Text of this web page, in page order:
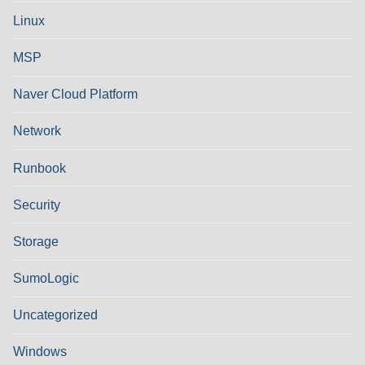
Linux
MSP
Naver Cloud Platform
Network
Runbook
Security
Storage
SumoLogic
Uncategorized
Windows